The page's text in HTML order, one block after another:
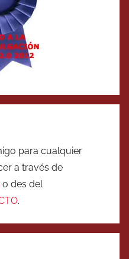
para cualquier
a través de
o des del
.